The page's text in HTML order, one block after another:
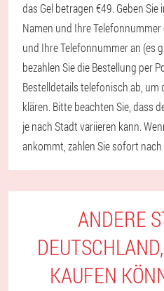
das Gel betragen €49. Geben
Namen und Ihre Telefonnummer
und Ihre Telefonnummer an (es
bezahlen Sie die Bestellung per
Bestelldetails telefonisch ab, um
klären. Bitte beachten Sie, dass
je nach Stadt variieren kann.
ankommt, zahlen Sie sofort nach
ANDERE
KAUFEN